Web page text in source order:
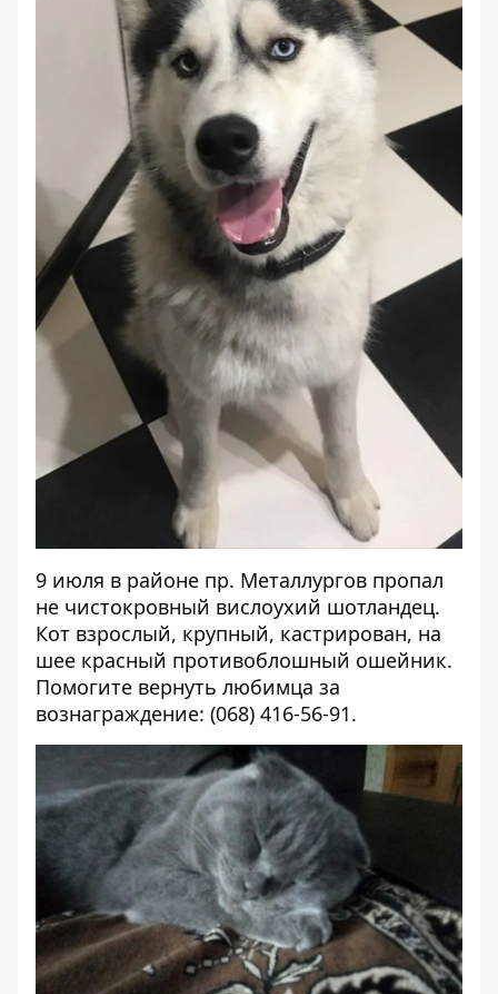
9 июля в районе пр. Металлургов пропал
не чистокровный вислоухий шотландец.
Кот взрослый, крупный, кастрирован, на
шее красный противоблошный ошейник.
Помогите вернуть любимца за
вознаграждение: (068) 416-56-91.